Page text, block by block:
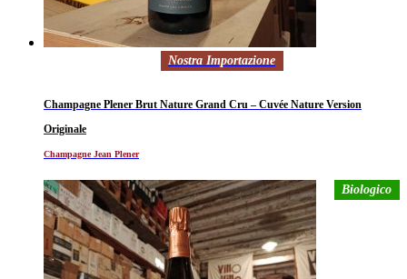
Nostra Importazione
Champagne Plener Brut Nature Grand Cru – Cuvée Nature Version
Originale
Champagne Jean Plener
Biologico